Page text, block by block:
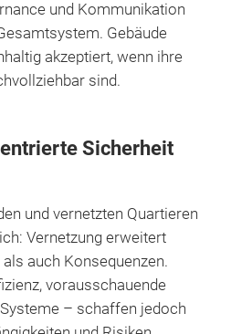
und Kommunikation
Gebäude
akzeptiert, wenn ihre
sind.
Sicherheit
und vernetzten Quartieren
Vernetzung erweitert
auch Konsequenzen.
vorausschauende
– schaffen jedoch